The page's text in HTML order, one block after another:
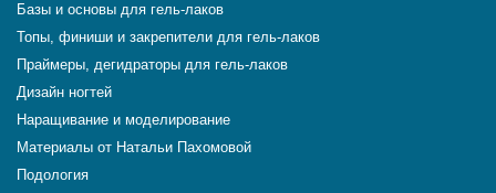
Базы и основы для гель-лаков
Топы, финиши и закрепители для гель-лаков
Праймеры, дегидраторы для гель-лаков
Дизайн ногтей
Наращивание и моделирование
Материалы от Натальи Пахомовой
Подология